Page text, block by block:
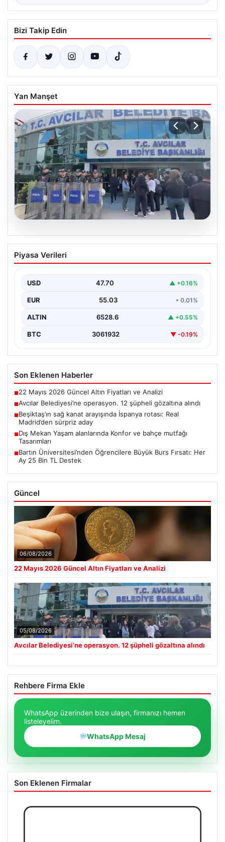
Bizi Takip Edin
Yan Manşet
05.08.2026
Avcılar Belediyesi’ne operasyon. 12
şüpheli gözaltına alındı
Piyasa Verileri
USD 47.70 ▲ +0.16%
EUR 55.03 • 0.01%
ALTIN 6528.6 ▲ +0.55%
BTC 3061932 ▼ -0.19%
Son Eklenen Haberler
■22 Mayıs 2026 Güncel Altın Fiyatları ve Analizi
■Avcılar Belediyesi’ne operasyon. 12 şüpheli gözaltına alındı
■Beşiktaş’ın sağ kanat arayışında İspanya rotası: Real
Madrid’den sürpriz aday
■Dış Mekan Yaşam alanlarında Konfor ve bahçe mutfağı
Tasarımları
■Bartın Üniversitesi’nden Öğrencilere Büyük Burs Fırsatı: Her
Ay 25 Bin TL Destek
Güncel
06/08/2026
22 Mayıs 2026 Güncel Altın Fiyatları ve Analizi
05/08/2026
Avcılar Belediyesi’ne operasyon. 12 şüpheli gözaltına alındı
Rehbere Firma Ekle
WhatsApp üzerinden bize ulaşın, firmanızı hemen
listeleyelim.
WhatsApp Mesaj
Son Eklenen Firmalar